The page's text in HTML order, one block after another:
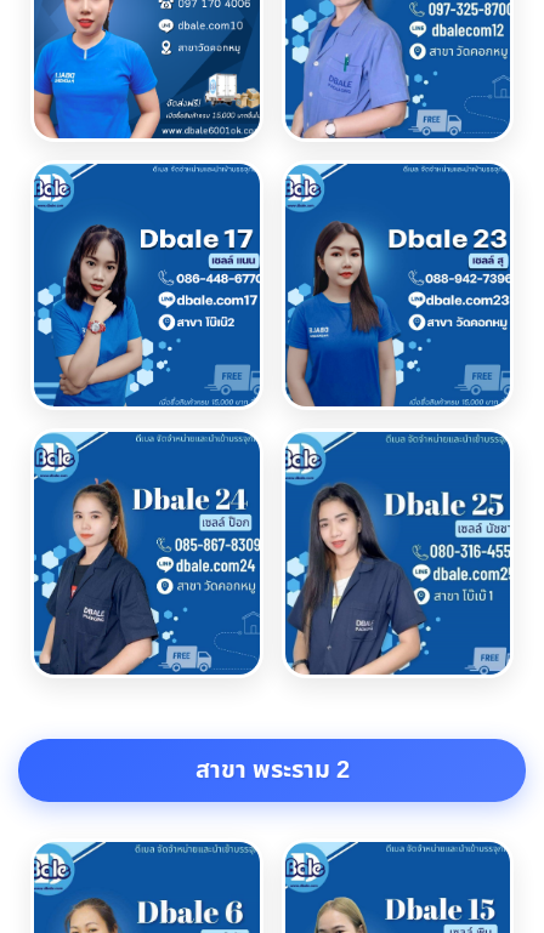
สาขา พระราม 2